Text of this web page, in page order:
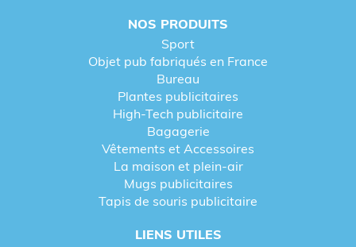
NOS PRODUITS
Sport
Objet pub fabriqués en France
Bureau
Plantes publicitaires
High-Tech publicitaire
Bagagerie
Vêtements et Accessoires
La maison et plein-air
Mugs publicitaires
Tapis de souris publicitaire
LIENS UTILES